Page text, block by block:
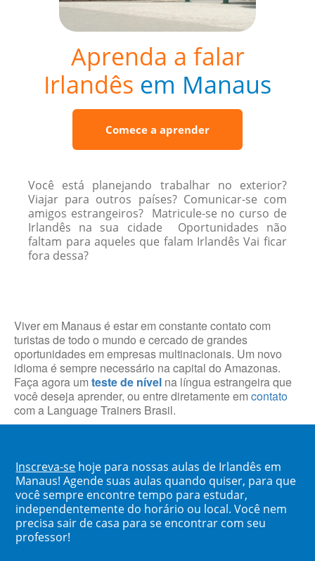
Aprenda a falar
Irlandês em Manaus
Comece a aprender
Você está planejando trabalhar no exterior?
Viajar para outros países? Comunicar-se com
amigos estrangeiros? Matricule-se no curso de
Irlandês na sua cidade Oportunidades não
faltam para aqueles que falam Irlandês Vai ficar
fora dessa?
Viver em Manaus é estar em constante contato com
turistas de todo o mundo e cercado de grandes
oportunidades em empresas multinacionais. Um novo
idioma é sempre necessário na capital do Amazonas.
Faça agora um teste de nível na língua estrangeira que
você deseja aprender, ou entre diretamente em contato
com a Language Trainers Brasil.
Inscreva-se hoje para nossas aulas de Irlandês em
Manaus! Agende suas aulas quando quiser, para que
você sempre encontre tempo para estudar,
independentemente do horário ou local. Você nem
precisa sair de casa para se encontrar com seu
professor!